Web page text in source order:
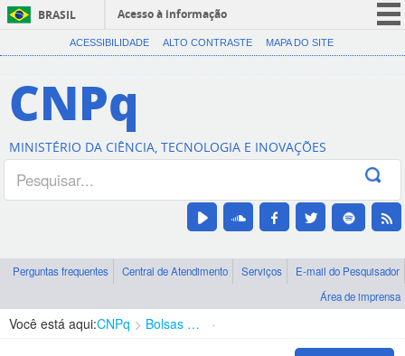
BRASIL
Acesso à informação
CORONAVÍRUS (COVID-19)
Canais
ACESSIBILIDADE ALTO CONTRASTE MAPA DO SITE
CNPq
MINISTÉRIO DA CIÊNCIA, TECNOLOGIA E INOVAÇÕES
Perguntas frequentes Central de Atendimento Serviços
E-mail do Pesquisador
Área de imprensa
Você está aqui:CNPq Bolsas e Auxílios Vigentes